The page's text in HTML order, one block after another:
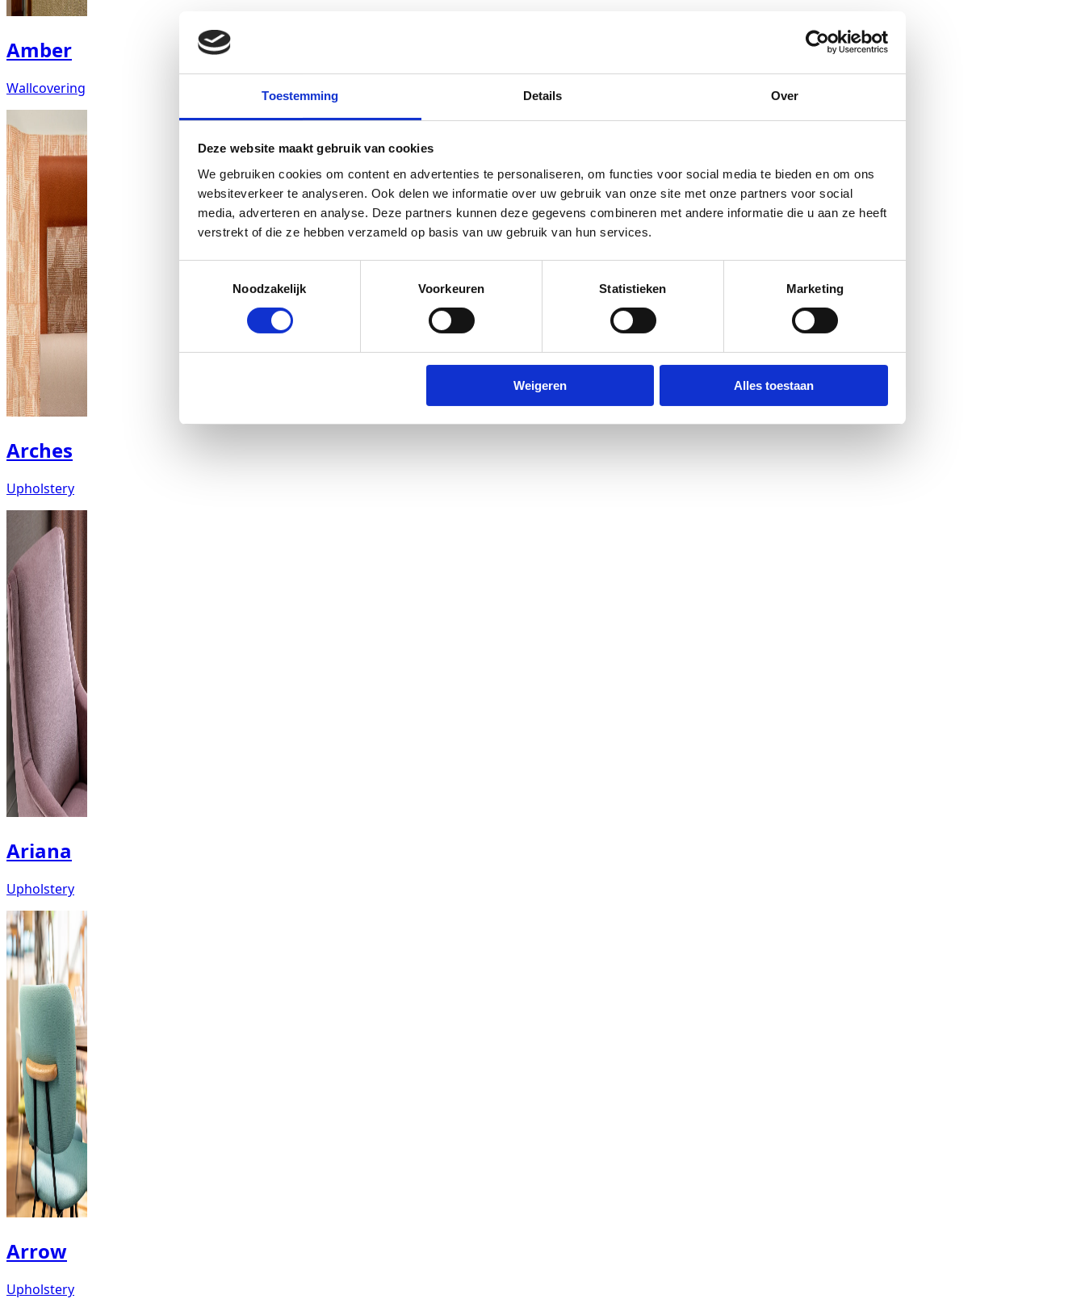
Toestemming Details Over
Deze website maakt gebruik van cookies
We gebruiken cookies om content en advertenties te personaliseren, om functies voor social media te bieden en om ons
websiteverkeer te analyseren. Ook delen we informatie over uw gebruik van onze site met onze partners voor social
media, adverteren en analyse. Deze partners kunnen deze gegevens combineren met andere informatie die u aan ze heeft
verstrekt of die ze hebben verzameld op basis van uw gebruik van hun services.
Noodzakelijk
Voorkeuren Statistieken Marketing
Weigeren Alles toestaan
Amber
Wallcovering
Arches
Upholstery
Ariana
Upholstery
Arrow
Upholstery